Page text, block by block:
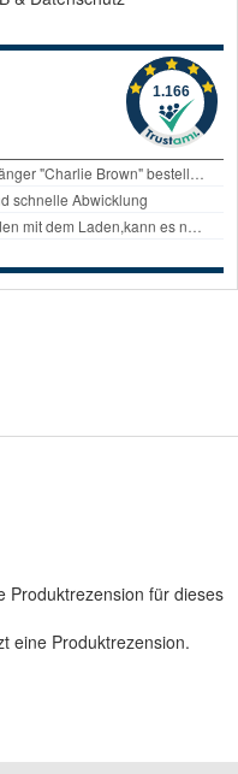
Produktrezension für dieses
eine Produktrezension.